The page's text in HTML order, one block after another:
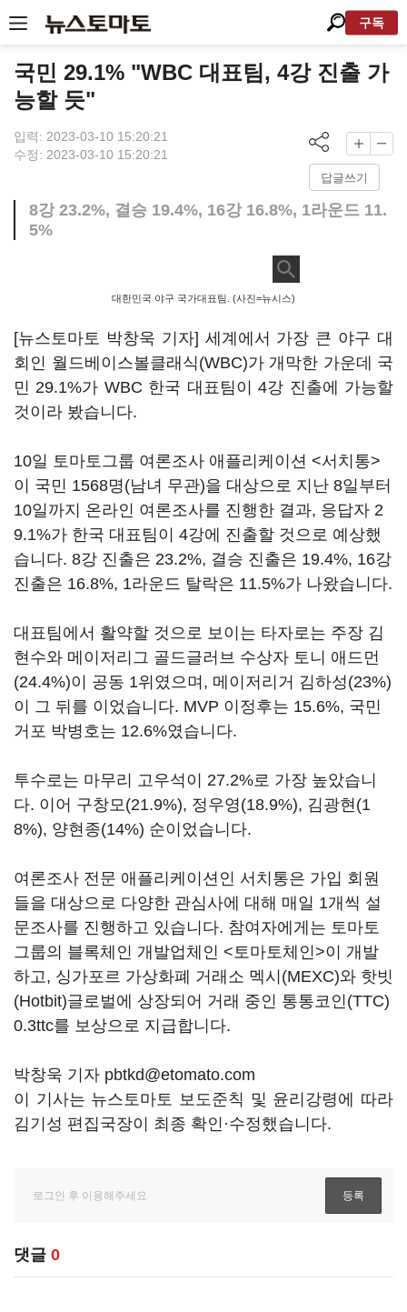
구독
국민 29.1% "WBC 대표팀, 4강 진출 가
능할 듯"
입력: 2023-03-10 15:20:21
수정: 2023-03-10 15:20:21
답글쓰기
8강 23.2%, 결승 19.4%, 16강 16.8%, 1라운드 11.
5%
대한민국 야구 국가대표팀. (사진=뉴시스)
[뉴스토마토 박창욱 기자] 세계에서 가장 큰 야구 대
회인 월드베이스볼클래식(WBC)가 개막한 가운데 국
민 29.1%가 WBC 한국 대표팀이 4강 진출에 가능할
것이라 봤습니다.
10일 토마토그룹 여론조사 애플리케이션 <서치통>
이 국민 1568명(남녀 무관)을 대상으로 지난 8일부터
10일까지 온라인 여론조사를 진행한 결과, 응답자 2
9.1%가 한국 대표팀이 4강에 진출할 것으로 예상했
습니다. 8강 진출은 23.2%, 결승 진출은 19.4%, 16강
진출은 16.8%, 1라운드 탈락은 11.5%가 나왔습니다.
대표팀에서 활약할 것으로 보이는 타자로는 주장 김
현수와 메이저리그 골드글러브 수상자 토니 애드먼
(24.4%)이 공동 1위였으며, 메이저리거 김하성(23%)
이 그 뒤를 이었습니다. MVP 이정후는 15.6%, 국민
거포 박병호는 12.6%였습니다.
투수로는 마무리 고우석이 27.2%로 가장 높았습니
다. 이어 구창모(21.9%), 정우영(18.9%), 김광현(1
8%), 양현종(14%) 순이었습니다.
여론조사 전문 애플리케이션인 서치통은 가입 회원
들을 대상으로 다양한 관심사에 대해 매일 1개씩 설
문조사를 진행하고 있습니다. 참여자에게는 토마토
그룹의 블록체인 개발업체인 <토마토체인>이 개발
하고, 싱가포르 가상화폐 거래소 멕시(MEXC)와 핫빗
(Hotbit)글로벌에 상장되어 거래 중인 통통코인(TTC)
0.3ttc를 보상으로 지급합니다.
박창욱 기자 pbtkd@etomato.com
이 기사는 뉴스토마토 보도준칙 및 윤리강령에 따라
김기성 편집국장이 최종 확인·수정했습니다.
댓글 0